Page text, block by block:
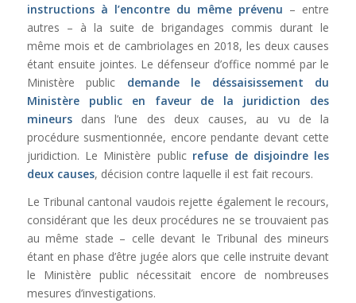
instructions à l’encontre du même prévenu – entre
autres – à la suite de brigandages commis durant le
même mois et de cambriolages en 2018, les deux causes
étant ensuite jointes. Le défenseur d’office nommé par le
Ministère public demande le déssaisissement du
Ministère public en faveur de la juridiction des
mineurs dans l’une des deux causes, au vu de la
procédure susmentionnée, encore pendante devant cette
juridiction. Le Ministère public refuse de disjoindre les
deux causes, décision contre laquelle il est fait recours.
Le Tribunal cantonal vaudois rejette également le recours,
considérant que les deux procédures ne se trouvaient pas
au même stade – celle devant le Tribunal des mineurs
étant en phase d’être jugée alors que celle instruite devant
le Ministère public nécessitait encore de nombreuses
mesures d’investigations.